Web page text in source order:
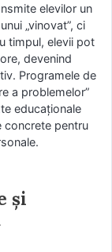
elevilor un
„vinovat”, ci
timpul, elevii pot
devenind
Programele de
a problemelor”
educaționale
concrete pentru
și